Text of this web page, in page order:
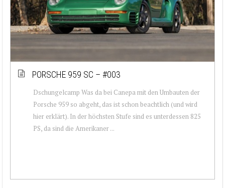
PORSCHE 959 SC – #003
Dschungelcamp Was da bei Canepa mit den Umbauten der
Porsche 959 so abgeht, das ist schon beachtlich (und wird
hier erklärt). In der höchsten Stufe sind es unterdessen 825
PS, da sind die Amerikaner ...